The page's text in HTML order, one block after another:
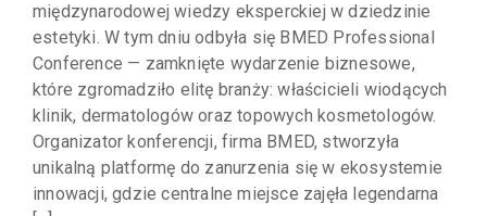
międzynarodowej wiedzy eksperckiej w dziedzinie
estetyki. W tym dniu odbyła się BMED Professional
Conference — zamknięte wydarzenie biznesowe,
które zgromadziło elitę branży: właścicieli wiodących
klinik, dermatologów oraz topowych kosmetologów.
Organizator konferencji, firma BMED, stworzyła
unikalną platformę do zanurzenia się w ekosystemie
innowacji, gdzie centralne miejsce zajęła legendarna